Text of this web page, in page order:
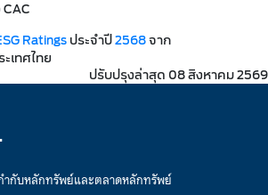
Ratingsประจำปี2568จาก
เทศไทย
ปรับปรุงล่าสุด 08 สิงหาคม 2569
ำกับหลักทรัพย์และตลาดหลักทรัพย์